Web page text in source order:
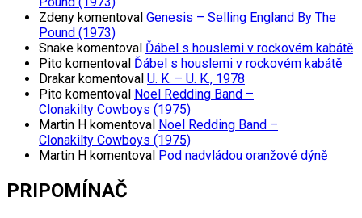
Zdeny komentoval Genesis – Selling England By The
Pound (1973)
Snake komentoval Ďábel s houslemi v rockovém kabátě
Pito komentoval Ďábel s houslemi v rockovém kabátě
Drakar komentoval U. K. – U. K., 1978
Pito komentoval Noel Redding Band –
Clonakilty Cowboys (1975)
Martin H komentoval Noel Redding Band –
Clonakilty Cowboys (1975)
Martin H komentoval Pod nadvládou oranžové dýně
PRIPOMÍNAČ